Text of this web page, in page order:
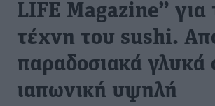
LIFE Magazine” για
τέχνη του sushi.
παραδοσιακά γλυκά
ιαπωνική υψηλή